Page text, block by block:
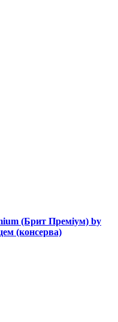
(Брит Преміум) by
(консерва)